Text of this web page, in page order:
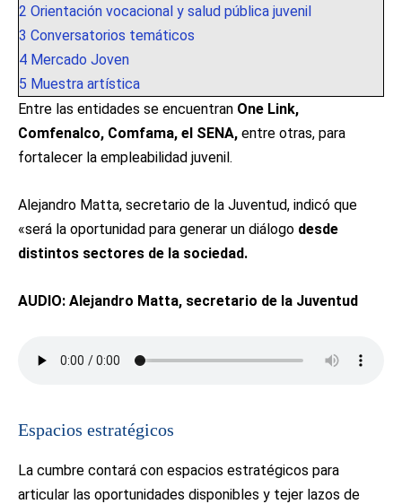
2 Orientación vocacional y salud pública juvenil
3 Conversatorios temáticos
4 Mercado Joven
5 Muestra artística
Entre las entidades se encuentran One Link,
Comfenalco, Comfama, el SENA, entre otras, para
fortalecer la empleabilidad juvenil.
Alejandro Matta, secretario de la Juventud, indicó que
«será la oportunidad para generar un diálogo desde
distintos sectores de la sociedad.
AUDIO: Alejandro Matta, secretario de la Juventud
Espacios estratégicos
La cumbre contará con espacios estratégicos para
articular las oportunidades disponibles y tejer lazos de